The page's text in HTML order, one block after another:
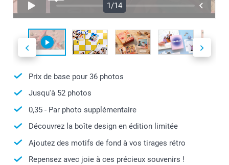
1/14
Prix de base pour 36 photos
Jusqu'à 52 photos
0,35 - Par photo supplémentaire
Découvrez la boîte design en édition limitée
Ajoutez des motifs de fond à vos tirages rétro
Repensez avec joie à ces précieux souvenirs !